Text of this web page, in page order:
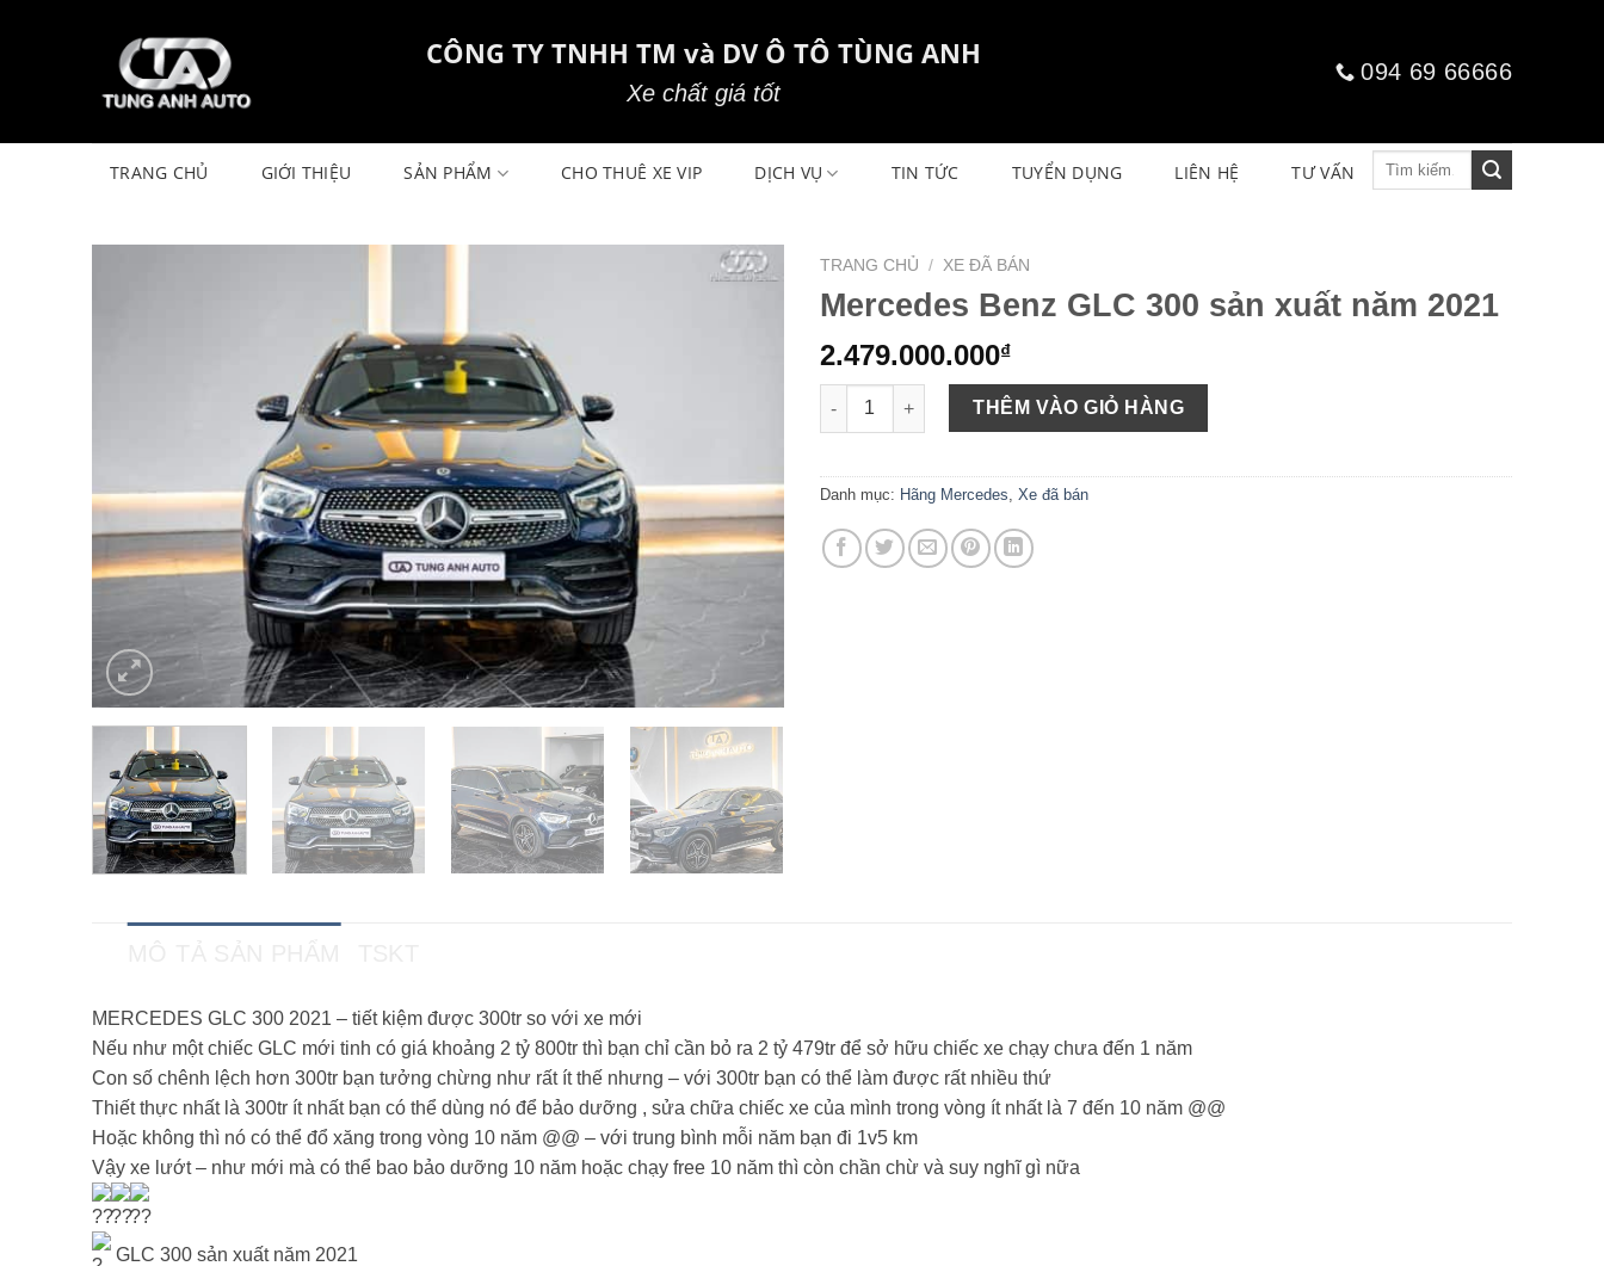
CÔNG TY TNHH TM và DV Ô TÔ TÙNG ANH
Xe chất giá tốt
094 69 66666
TRANG CHỦ GIỚI THIỆU SẢN PHẨM CHO THUÊ XE VIP DỊCH VỤ TIN TỨC TUYỂN DỤNG LIÊN HỆ TƯ VẤN
Tìm
TRANG CHỦ / XE ĐÃ BÁN
Mercedes Benz GLC 300 sản xuất năm 2021
2.479.000.000₫
Mercedes Benz GLC 300 sản xuất năm 2021 số lượng
THÊM VÀO GIỎ HÀNG
Danh mục: Hãng Mercedes, Xe đã bán
MERCEDES GLC 300 2021 – tiết kiệm được 300tr so với xe mới
Nếu như một chiếc GLC mới tinh có giá khoảng 2 tỷ 800tr thì bạn chỉ cần bỏ ra 2 tỷ 479tr để sở hữu chiếc xe chạy chưa đến 1 năm
Con số chênh lệch hơn 300tr bạn tưởng chừng như rất ít thế nhưng – với 300tr bạn có thể làm được rất nhiều thứ
Thiết thực nhất là 300tr ít nhất bạn có thể dùng nó để bảo dưỡng , sửa chữa chiếc xe của mình trong vòng ít nhất là 7 đến 10 năm @@
Hoặc không thì nó có thể đổ xăng trong vòng 10 năm @@ – với trung bình mỗi năm bạn đi 1v5 km
Vậy xe lướt – như mới mà có thể bao bảo dưỡng 10 năm hoặc chạy free 10 năm thì còn chần chừ và suy nghĩ gì nữa
GLC 300 sản xuất năm 2021